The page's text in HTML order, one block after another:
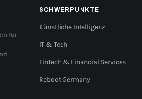
für
SCHWERPUNKTE
Künstliche Intelligenz
IT & Tech
FinTech & Financial Services
Reboot Germany